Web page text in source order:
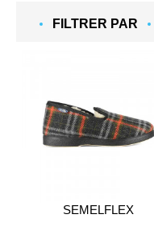
FILTRER PAR
SEMELFLEX